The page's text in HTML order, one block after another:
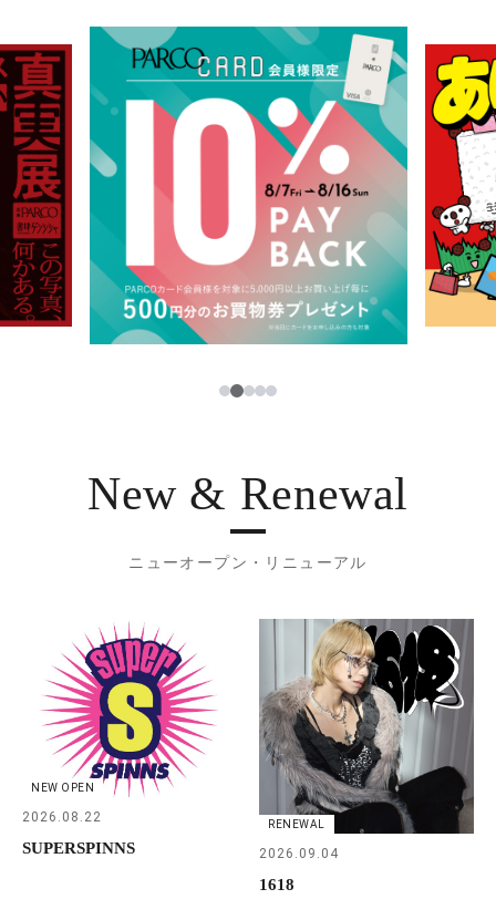
ニュース
レストラン・カフェ
TAX FREE
PARCOメンバーズ
JP
한국어
ภาษาไทย
日本語
1234
New & Renewal
ニューオープン・リニューアル
NEW OPEN
2026.08.22
SUPERSPINNS
RENEWAL
2026.09.04
1618